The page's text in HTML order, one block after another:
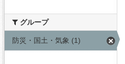
グループ
防災・国土・気象 (1)